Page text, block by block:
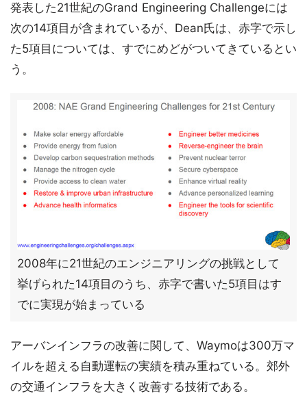
発表した21世紀のGrand Engineering Challengeには
次の14項目が含まれているが、Dean氏は、赤字で示し
た5項目については、すでにめどがついてきているとい
う。
2008年に21世紀のエンジニアリングの挑戦として
挙げられた14項目のうち、赤字で書いた5項目はす
でに実現が始まっている
アーバンインフラの改善に関して、Waymoは300万マ
イルを超える自動運転の実績を積み重ねている。郊外
の交通インフラを大きく改善する技術である。